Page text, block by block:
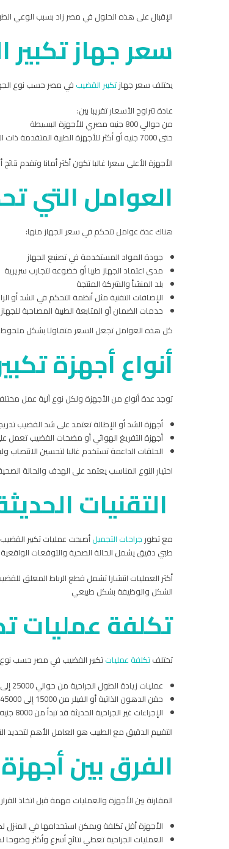
الإقبال على هذه الحلول في مصر زاد بسبب الوعي
سعر جهاز
يختلف سعر جهازتكبير القضيب في مصر حسب نوع
عادة تتراوح الأسعار تقريبا بين:
من حوالي 800 جنيه مصري للأجهزة البسيطة
حتى 7000 جنيه أو أكثر للأجهزة الطبية المتقدمة ذات الجودة العالية
الأجهزة الأعلى سعرا غالبا تكون أكثر أمانا
العوامل التي
هناك عدة عوامل تتحكم في سعر الجهاز منها:
جودة المواد المستخدمة في تصنيع الجهاز
مدى اعتماد الجهاز طبيا أو خضوعه لتجارب سريرية
بلد المنشأ والشركة المنتجة
الإضافات التقنية مثل أنظمة التحكم في الشد أو
خدمات الضمان أو المتابعة الطبية المصاحبة للجهاز
كل هذه العوامل تجعل السعر متفاوتا بشكل ملحوظ
أنواع أجهزة
توجد عدة أنواع من الأجهزة ولكل نوع آلية عمل
أجهزة الشد أو الإطالة تعتمد على شد القضيب
أجهزة التفريغ الهوائي أو مضخات القضيب
الحلقات الداعمة تستخدم غالبا لتحسين
اختيار النوع المناسب يعتمد على الهدف والحالة
التقنيات
مع تطور جراحات التجميلأصبحت عمليات تكبير
طبي دقيق يشمل الحالة الصحية والتوقعات الواقعية
أكثر العمليات انتشارا تشمل قطع الرباط المعلق
الشكل والوظيفة بشكل طبيعي
تكلفة عمليات
تختلفتكلفة عملياتتكبير القضيب في مصر حسب نوع
عمليات زيادة الطول الجراحية من حوالي 25000 إلى 60000 جنيه مصري
حقن الدهون الذاتية أو الفيلر من 15000 إلى 45000 جنيه مصري حسب الكمية والتقنية
الإجراءات غير الجراحية الحديثة قد تبدأ من 8000 جنيه وتزيد حسب الحالة
التقييم الدقيق مع الطبيب هو العامل الأهم لتحديد
الفرق بين
المقارنة بين الأجهزة والعمليات مهمة قبل اتخاذ
الأجهزة أقل تكلفة ويمكن استخدامها في المنزل
العمليات الجراحية تعطي نتائج أسرع وأكثر وضوحا